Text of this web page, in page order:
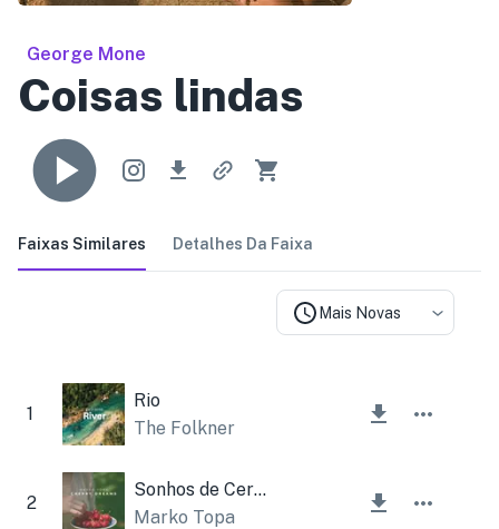
George Mone
Coisas lindas
Faixas Similares Detalhes Da Faixa
Mais Novas
1
Rio
The Folkner
2
Sonhos de Cereja
Marko Topa